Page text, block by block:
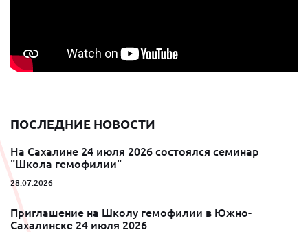
ПОСЛЕДНИЕ НОВОСТИ
На Сахалине 24 июля 2026 состоялся семинар
"Школа гемофилии"
28.07.2026
Приглашение на Школу гемофилии в Южно-
Сахалинске 24 июля 2026